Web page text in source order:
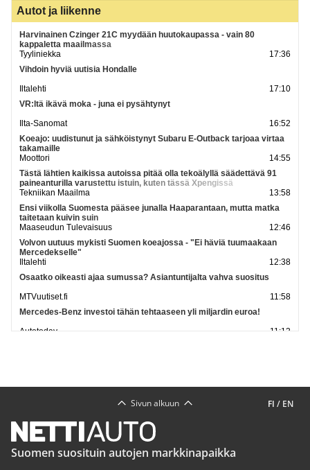
Autot ja liikenne
Harvinainen Czinger 21C myydään huutokaupassa - vain 80
kappaletta maailmassa
Tyyliniekka
17:36
Vihdoin hyviä uutisia Hondalle
Iltalehti
17:10
VR:ltä ikävä moka - juna ei pysähtynyt
Ilta-Sanomat
16:52
Koeajo: uudistunut ja sähköistynyt Subaru E-Outback tarjoaa virtaa
takamaille
Moottori
14:55
Tästä lähtien kaikissa autoissa pitää olla tekoälyllä säädettävä 91
paineanturilla varustettu istuin, kuten tässä Xpengissä
Tekniikan Maailma
13:58
Ensi viikolla Suomesta pääsee junalla Haaparantaan, mutta matka
taitetaan kuivin suin
Maaseudun Tulevaisuus
12:46
Volvon uutuus mykisti Suomen koeajossa - "Ei häviä tuumaakaan
Mercedekselle"
Iltalehti
12:38
Osaatko oikeasti ajaa sumussa? Asiantuntijalta vahva suositus
MTVuutiset.fi
11:58
Mercedes-Benz investoi tähän tehtaaseen yli miljardin euroa!
Autotoday
11:12
FI / EN
Sivun alkuun
Suomen suosituin autojen markkinapaikka